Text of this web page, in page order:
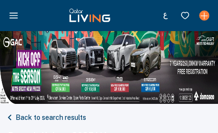
Back to search results